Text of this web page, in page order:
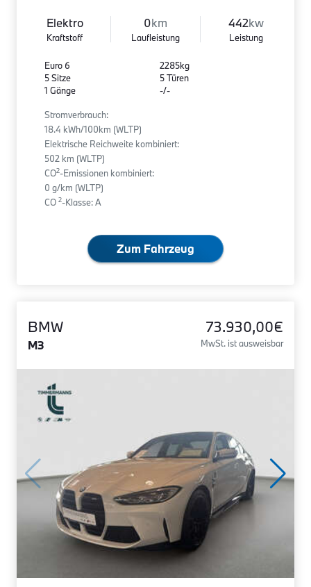
Elektro
Kraftstoff
0km
Laufleistung
442kw
Leistung
Euro 6
5 Sitze
1 Gänge
2285kg
5 Türen
-/-
Stromverbrauch:
18.4 kWh/100km (WLTP)
Elektrische Reichweite kombiniert:
502 km (WLTP)
CO2-Emissionen kombiniert:
0 g/km (WLTP)
CO 2-Klasse: A
Zum Fahrzeug
BMW
M3
73.930,00€
MwSt. ist ausweisbar